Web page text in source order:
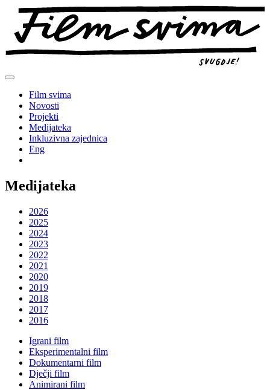
Preskoči
sadržaj
Film svima
Novosti
Projekti
Medijateka
Inkluzivna zajednica
Eng
Medijateka
2026
2025
2024
2023
2022
2021
2020
2019
2018
2017
2016
Igrani film
Eksperimentalni film
Dokumentarni film
Dječji film
Animirani film